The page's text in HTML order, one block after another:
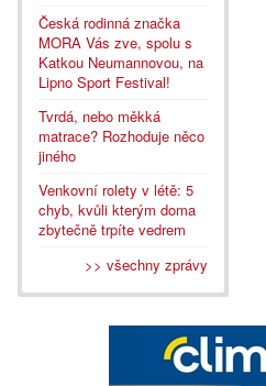
Česká rodinná značka
MORA Vás zve, spolu s
Katkou Neumannovou, na
Lipno Sport Festival!
Tvrdá, nebo měkká
matrace? Rozhoduje něco
jiného
Venkovní rolety v létě: 5
chyb, kvůli kterým doma
zbytečně trpíte vedrem
>> všechny zprávy